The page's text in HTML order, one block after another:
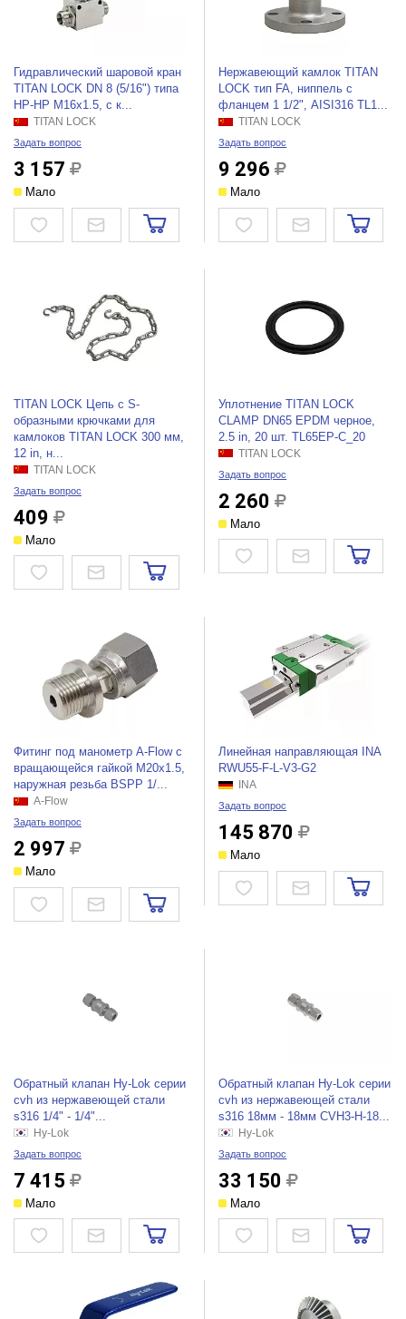
Гидравлический шаровой кран
TITAN LOCK DN 8 (5/16") типа
НР-НР M16x1.5, с к...
TITAN LOCK
Задать вопрос
3 157
Мало
Нержавеющий камлок TITAN
LOCK тип FA, ниппель с
фланцем 1 1/2", AISI316 TL1...
TITAN LOCK
Задать вопрос
9 296
Мало
TITAN LOCK Цепь с S-
образными крючками для
камлоков TITAN LOCK 300 мм,
12 in, н...
TITAN LOCK
Задать вопрос
409
Мало
Уплотнение TITAN LOCK
CLAMP DN65 EPDM черное,
2.5 in, 20 шт. TL65EP-C_20
TITAN LOCK
Задать вопрос
2 260
Мало
Фитинг под манометр A-Flow с
вращающейся гайкой M20x1.5,
наружная резьба BSPP 1/...
A-Flow
Задать вопрос
2 997
Мало
Линейная направляющая INA
RWU55-F-L-V3-G2
INA
Задать вопрос
145 870
Мало
Обратный клапан Hy-Lok серии
cvh из нержавеющей стали
s316 1/4" - 1/4"...
Hy-Lok
Задать вопрос
7 415
Мало
Обратный клапан Hy-Lok серии
cvh из нержавеющей стали
s316 18мм - 18мм CVH3-H-18...
Hy-Lok
Задать вопрос
33 150
Мало